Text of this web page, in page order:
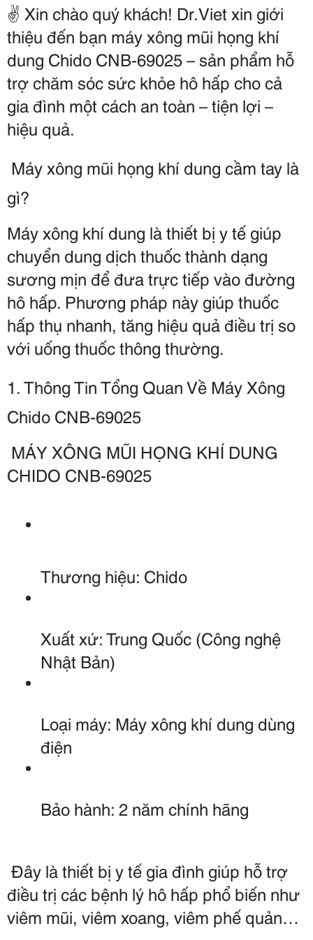
✌️ Xin chào quý khách! Dr.Viet xin giới
thiệu đến bạn máy xông mũi họng khí
dung Chido CNB-69025 – sản phẩm hỗ
trợ chăm sóc sức khỏe hô hấp cho cả
gia đình một cách an toàn – tiện lợi –
hiệu quả.
gì?
Máy xông khí dung là thiết bị y tế giúp
chuyển dung dịch thuốc thành dạng
sương mịn để đưa trực tiếp vào đường
hô hấp. Phương pháp này giúp thuốc
hấp thụ nhanh, tăng hiệu quả điều trị so
với uống thuốc thông thường.
1. Thông Tin Tổng Quan Về Máy Xông
Chido CNB-69025
CHIDO CNB-69025
Thương hiệu: Chido
Xuất xứ: Trung Quốc (Công nghệ
Nhật Bản)
Loại máy: Máy xông khí dung dùng
điện
Bảo hành: 2 năm chính hãng
điều trị các bệnh lý hô hấp phổ biến như
viêm mũi, viêm xoang, viêm phế quản…